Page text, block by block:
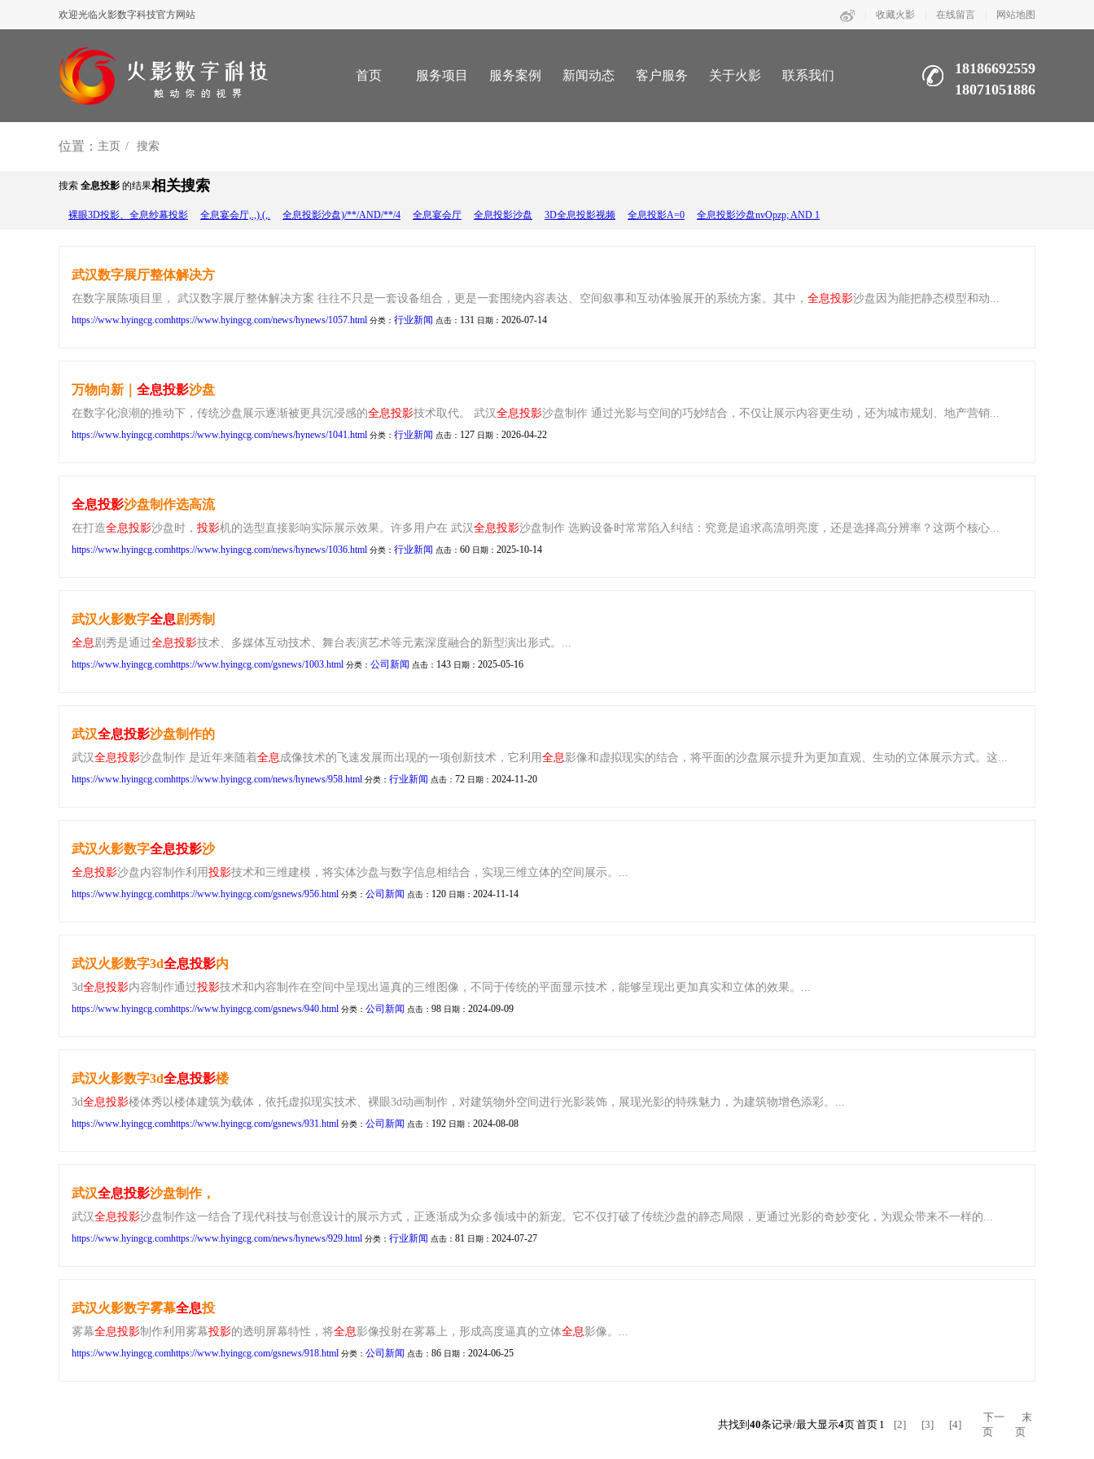
欢迎光临火影数字科技官方网站 收藏火影 在线留言 网站地图
18186692559
18071051886
首页 服务项目 服务案例 新闻动态 客户服务 关于火影 联系我们
位置： 主页 搜索
搜索 全息投影 的结果相关搜索
裸眼3D投影、全息纱幕投影 全息宴会厅,.,).(,. 全息投影沙盘)/**/AND/**/4 全息宴会厅 全息投影沙盘 3D全息投影视频 全息投影A=0 全息投影沙盘nvOpzp; AND 1
武汉数字展厅整体解决方
在数字展陈项目里， 武汉数字展厅整体解决方案 往往不只是一套设备组合，更是一套围绕内容表达、空间叙事和互动体验展开的系统方案。其中， 全息投影沙盘因为能把静态模型和动...
https://www.hyingcg.comhttps://www.hyingcg.com/news/hynews/1057.html 分类： 行业新闻 点击： 131 日期： 2026-07-14
万物向新｜ 全息投影沙盘
在数字化浪潮的推动下，传统沙盘展示逐渐被更具沉浸感的全息投影技术取代。 武汉全息投影沙盘制作 通过光影与空间的巧妙结合，不仅让展示内容更生动，还为城市规划、地产营销...
https://www.hyingcg.comhttps://www.hyingcg.com/news/hynews/1041.html 分类： 行业新闻 点击： 127 日期： 2026-04-22
全息投影沙盘制作选高流
在打造全息投影沙盘时， 投影机的选型直接影响实际展示效果。许多用户在 武汉全息投影沙盘制作 选购设备时常常陷入纠结：究竟是追求高流明亮度，还是选择高分辨率？这两个核心...
https://www.hyingcg.comhttps://www.hyingcg.com/news/hynews/1036.html 分类： 行业新闻 点击： 60 日期： 2025-10-14
武汉火影数字全息剧秀制
全息剧秀是通过全息投影技术、多媒体互动技术、舞台表演艺术等元素深度融合的新型演出形式。...
https://www.hyingcg.comhttps://www.hyingcg.com/gsnews/1003.html 分类： 公司新闻 点击： 143 日期： 2025-05-16
武汉全息投影沙盘制作的
武汉全息投影沙盘制作 是近年来随着全息成像技术的飞速发展而出现的一项创新技术，它利用全息影像和虚拟现实的结合，将平面的沙盘展示提升为更加直观、生动的立体展示方式。这...
https://www.hyingcg.comhttps://www.hyingcg.com/news/hynews/958.html 分类： 行业新闻 点击： 72 日期： 2024-11-20
武汉火影数字全息投影沙
全息投影沙盘内容制作利用投影技术和三维建模，将实体沙盘与数字信息相结合，实现三维立体的空间展示。...
https://www.hyingcg.comhttps://www.hyingcg.com/gsnews/956.html 分类： 公司新闻 点击： 120 日期： 2024-11-14
武汉火影数字3d全息投影内
3d全息投影内容制作通过投影技术和内容制作在空间中呈现出逼真的三维图像，不同于传统的平面显示技术，能够呈现出更加真实和立体的效果。...
https://www.hyingcg.comhttps://www.hyingcg.com/gsnews/940.html 分类： 公司新闻 点击： 98 日期： 2024-09-09
武汉火影数字3d全息投影楼
3d全息投影楼体秀以楼体建筑为载体，依托虚拟现实技术、裸眼3d动画制作，对建筑物外空间进行光影装饰，展现光影的特殊魅力，为建筑物增色添彩。...
https://www.hyingcg.comhttps://www.hyingcg.com/gsnews/931.html 分类： 公司新闻 点击： 192 日期： 2024-08-08
武汉全息投影沙盘制作，
武汉全息投影沙盘制作​这一结合了现代科技与创意设计的展示方式，正逐渐成为众多领域中的新宠。它不仅打破了传统沙盘的静态局限，更通过光影的奇妙变化，为观众带来不一样的...
https://www.hyingcg.comhttps://www.hyingcg.com/news/hynews/929.html 分类： 行业新闻 点击： 81 日期： 2024-07-27
武汉火影数字雾幕全息投
雾幕全息投影制作利用雾幕投影的透明屏幕特性，将全息影像投射在雾幕上，形成高度逼真的立体全息影像。...
https://www.hyingcg.comhttps://www.hyingcg.com/gsnews/918.html 分类： 公司新闻 点击： 86 日期： 2024-06-25
共找到 40条记录/最大显示4页首页 1 [2] [3] [4]
下一
页
末
页